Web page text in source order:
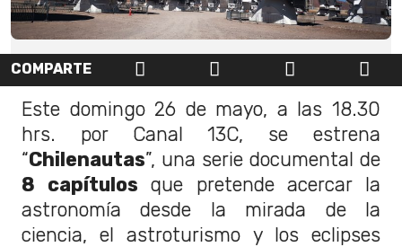
COMPARTE
Este domingo 26 de mayo, a las 18.30
hrs. por Canal 13C, se estrena
“Chilenautas”, una serie documental de
8 capítulos que pretende acercar la
astronomía desde la mirada de la
ciencia, el astroturismo y los eclipses